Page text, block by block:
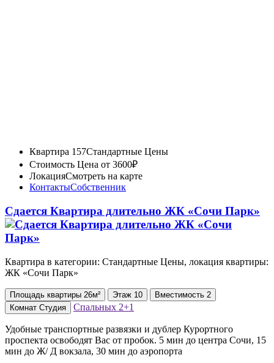
Квартира 157Стандартные Цены
Стоимость Цена от 3600₽
ЛокацияСмотреть на карте
КонтактыСобственник
Сдается Квартира длительно ЖК «Сочи Парк»
Квартира в категории: Стандартные Цены, локация квартиры:
ЖК «Сочи Парк»
Площадь квартиры 26м² Этаж 10 Вместимость 2
Комнат Студия Спальных 2+1
Удобные транспортные развязки и дублер Курортного
проспекта освободят Вас от пробок. 5 мин до центра Сочи, 15
мин до Ж/ Д вокзала, 30 мин до аэропорта